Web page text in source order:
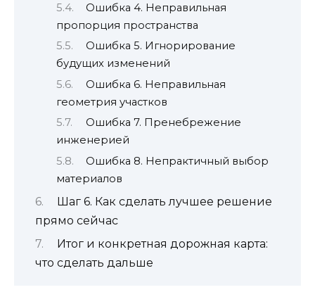
Ошибка 4. Неправильная
пропорция пространства
Ошибка 5. Игнорирование
будущих изменений
Ошибка 6. Неправильная
геометрия участков
Ошибка 7. Пренебрежение
инженерией
Ошибка 8. Непрактичный выбор
материалов
Шаг 6. Как сделать лучшее решение
прямо сейчас
Итог и конкретная дорожная карта:
что сделать дальше